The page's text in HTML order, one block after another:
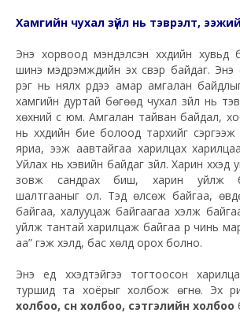
Хамгийн чухал зүйл нь тэврэлт, ээжийн
Энэ хорвоод мэндэлсэн хүүхдийн хувьд
шинэ мэдрэмжүүдийн эх үүсвэр байдаг. Энэ
үүрэг нь нялх үрдээ амар амгалан
хамгийн дуртай бөгөөд чухал зүйл нь
хөхний сүү юм. Амгалан тайван байдал,
нь хүүхдийн бие болоод тархийг
яриа, ээж аавтайгаа харилцах
Уйлах нь хэвийн байдаг зүйл. Харин
зовж сандрах биш, харин уйлж
шалтгааныг ол. Тэд өлсөж байгаа,
байгаа, халууцаж байгаагаа хэлж
уйлж тантай харилцаж байгаа үр чинь
аа” гэж хэлд, бас хөлд орох болно.
Энэ үед хүүхэдтэйгээ тогтоосон
туршид та хоёрыг холбож өгнө. Эх
холбоо, сүүн холбоо, сэтгэлийн холбоо